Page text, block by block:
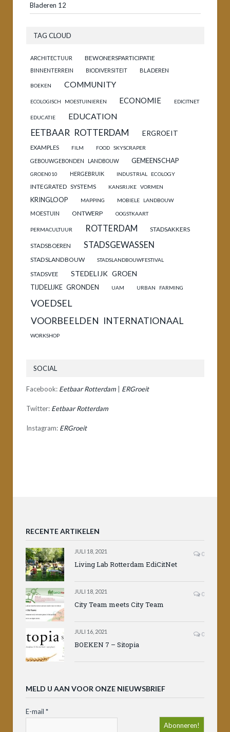
Bladeren 12
TAG CLOUD
ARCHITECTUUR BEWONERSPARTICIPATIE
BINNENTERREIN BIODIVERSITEIT BLADEREN
BOEKEN COMMUNITY
ECOLOGISCH MOESTUINIEREN ECONOMIE EDICITNET
EDUCATIE EDUCATION
EETBAAR ROTTERDAM ERGROEIT
EXAMPLES FILM FOOD SKYSCRAPER
GEBOUWGEBONDEN LANDBOUW GEMEENSCHAP
GROEN010 HERGEBRUIK INDUSTRIAL ECOLOGY
INTEGRATED SYSTEMS KANSRIJKE VORMEN
KRINGLOOP MAPPING MOBIELE LANDBOUW
MOESTUIN ONTWERP OOGSTKAART
PERMACULTUUR ROTTERDAM STADSAKKERS
STADSBOEREN STADSGEWASSEN
STADSLANDBOUW STADSLANDBOUWFESTIVAL
STADSVEE STEDELIJK GROEN
TIJDELIJKE GRONDEN UAM URBAN FARMING
VOEDSEL
VOORBEELDEN INTERNATIONAAL
WORKSHOP
SOCIAL
Facebook: Eetbaar Rotterdam ERGroeit
Twitter: Eetbaar Rotterdam
Instagram: ERGroeit
RECENTE ARTIKELEN
JULI 18, 2021 0
Living Lab Rotterdam EdiCitNet
JULI 18, 2021 0
City Team meets City Team
JULI 16, 2021 0
BOEKEN 7 – Sitopia
MELD U AAN VOOR ONZE NIEUWSBRIEF
E-mail *